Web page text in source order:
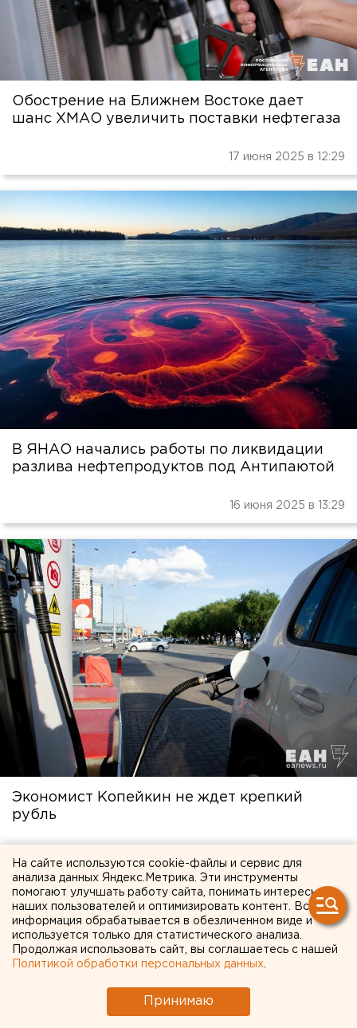
Обострение на Ближнем Востоке дает
шанс ХМАО увеличить поставки нефтегаза
17 июня 2025 в 12:29
В ЯНАО начались работы по ликвидации
разлива нефтепродуктов под Антипаютой
16 июня 2025 в 13:29
Экономист Копейкин не ждет крепкий
рубль
На сайте используются cookie-файлы и сервис для
анализа данных Яндекс.Метрика. Эти инструменты
помогают улучшать работу сайта, понимать интересы
наших пользователей и оптимизировать контент. Вся
информация обрабатывается в обезличенном виде и
используется только для статистического анализа.
Продолжая использовать сайт, вы соглашаетесь с нашей
Политикой обработки персональных данных
Принимаю